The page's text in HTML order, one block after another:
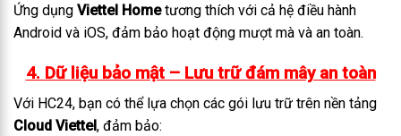
Ứng dụng Viettel Hometương thích với cả hệ điều hành
Android và iOS, đảm bảo hoạt động mượt mà và an toàn.
4. Dữ liệu bảo mật – Lưu trữ đám mây an toàn
Với HC24, bạn có thể lựa chọn các gói lưu trữ trên nền tảng
Cloud Viettel, đảm bảo: